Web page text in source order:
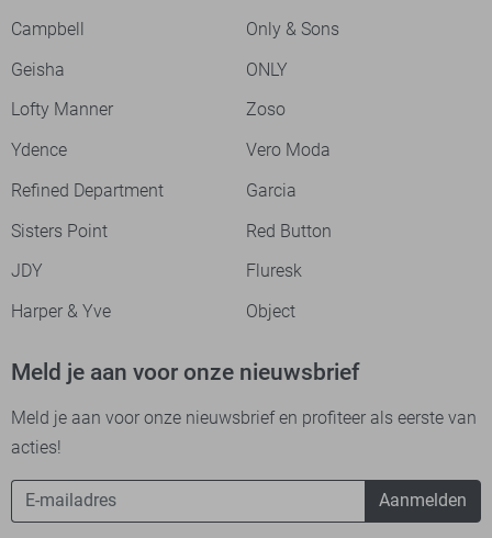
Campbell
Only & Sons
Geisha
ONLY
Lofty Manner
Zoso
Ydence
Vero Moda
Refined Department
Garcia
Sisters Point
Red Button
JDY
Fluresk
Harper & Yve
Object
Meld je aan voor onze nieuwsbrief
Meld je aan voor onze nieuwsbrief en profiteer als eerste van
acties!
Aanmelden